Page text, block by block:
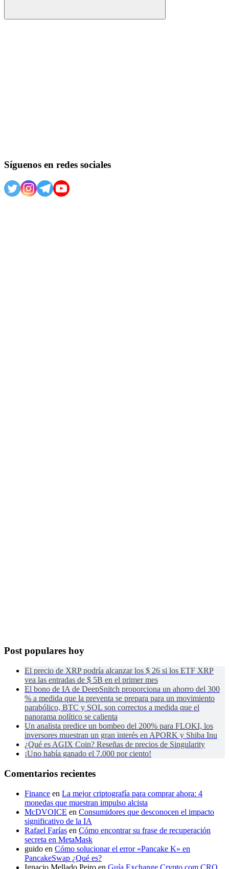
Buscar
Síguenos en redes sociales
Post populares hoy
El precio de XRP podría alcanzar los $ 26 si los ETF XRP
vea las entradas de $ 5B en el primer mes
El bono de IA de DeepSnitch proporciona un ahorro del 300
% a medida que la preventa se prepara para un movimiento
parabólico, BTC y SOL son correctos a medida que el
panorama político se calienta
Un analista predice un bombeo del 200% para FLOKI, los
inversores muestran un gran interés en APORK y Shiba Inu
¿Qué es AGIX Coin? Reseñas de precios de Singularity
¡Uno había ganado el 7.000 por ciento!
Comentarios recientes
Finance en La mejor criptografía para comprar ahora: 4
monedas que muestran impulso alcista
McDVOICE en Consumidores que desconocen el impacto
significativo de la IA
Rafael Farías en Cómo encontrar su frase de recuperación
secreta en MetaMask
guido en Cómo solucionar el error «Pancake K» en
PancakeSwap ¿Qué es?
Ignacio Mellado Peiro en Guía Exchange Crypto.com CRO